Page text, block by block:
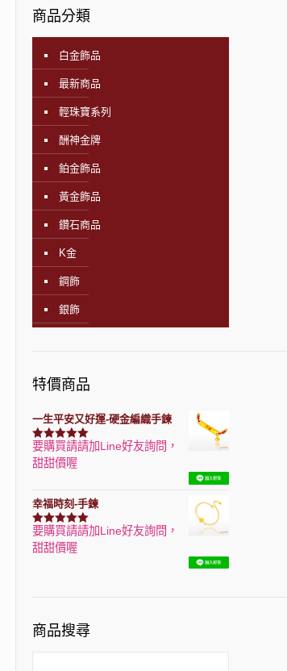
商品分類
白金飾品
最新商品
輕珠寶系列
酬神金牌
鉑金飾品
黃金飾品
鑽石商品
K金
鋼飾
銀飾
特價商品
一生平安又好運-硬金編織手鍊
評分7740滿分 5
要購買請請加Line好友詢問，
甜甜價喔
幸福時刻-手鍊
評分3150滿分 5
要購買請請加Line好友詢問，
甜甜價喔
商品搜尋